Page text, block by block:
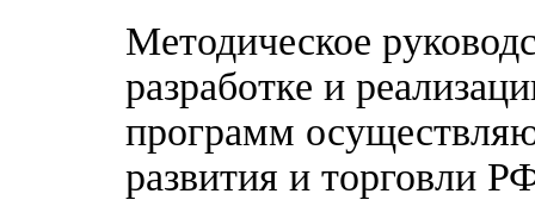
Методическое
разработке и
программ
развития и торговли